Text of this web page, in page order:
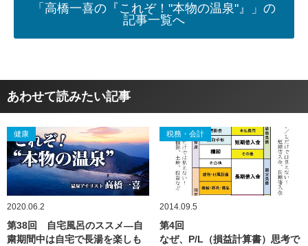
「高橋一喜の『これぞ！"本物の温泉"』」の
記事一覧へ
あわせて読みたい記事
健康
2020.06.2
第38回 自宅風呂のススメ―自
粛期間中は自宅で長湯を楽しも
税務・会計
2014.09.5
第4回
なぜ、P/L（損益計算書）思考で